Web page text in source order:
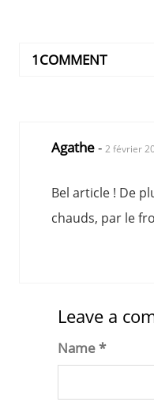
1COMMENT
Agathe- 2 février
Bel article ! De
chauds, par le
Leave a
Name *